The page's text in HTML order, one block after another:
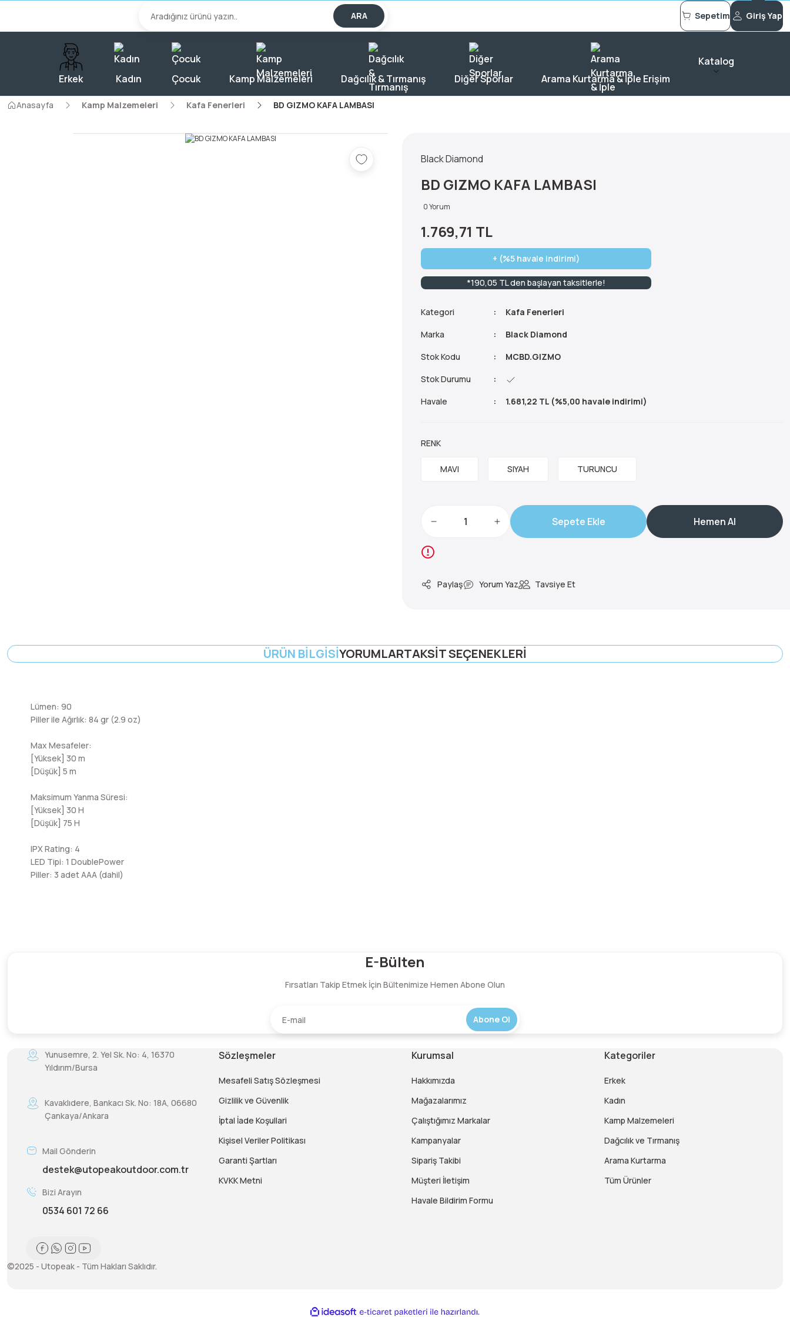
2000 TL Üzeri Alışverişlerde KARGO BEDAVA!
ARA Sepetim Giriş Yap
Erkek Kadın Çocuk Kamp Malzemeleri Dağcılık & Tırmanış Diğer Sporlar Arama Kurtarma & İple Erişim
Katalog
Anasayfa Kamp Malzemeleri Kafa Fenerleri BD GIZMO KAFA LAMBASI
Black Diamond
BD GIZMO KAFA LAMBASI
0 Yorum
1.769,71 TL
+ (%5 havale indirimi)
*190,05 TL den başlayan taksitlerle!
Kategori
Kafa Fenerleri
Marka
Black Diamond
Stok Kodu
MCBD.GIZMO
Stok Durumu
Havale
1.681,22 TL (%5,00 havale indirimi)
RENK
MAVI SIYAH TURUNCU
Sepete Ekle Hemen Al
Paylaş Yorum Yaz Tavsiye Et
ÜRÜN BILGISIYORUMLARTAKSIT SEÇENEKLERI
Lümen: 90
Piller ile Ağırlık: 84 gr (2.9 oz)
Max Mesafeler:
[Yüksek] 30 m
[Düşük] 5 m
Maksimum Yanma Süresi:
[Yüksek] 30 H
[Düşük] 75 H
IPX Rating: 4
LED Tipi: 1 DoublePower
Piller: 3 adet AAA (dahil)
Yorum Yaz
E-Bülten
Fırsatları Takip Etmek İçin Bültenimize Hemen Abone Olun
Abone Ol
Yunusemre, 2. Yel Sk. No: 4, 16370
Yıldırım/Bursa
Kavaklıdere, Bankacı Sk. No: 18A, 06680
Çankaya/Ankara
Mail Gönderin
destek@utopeakoutdoor.com.tr
Bizi Arayın
0534 601 72 66
Sözleşmeler
Mesafeli Satış Sözleşmesi
Gizlilik ve Güvenlik
İptal İade Koşullari
Kişisel Veriler Politikası
Garanti Şartları
KVKK Metni
Kurumsal
Hakkımızda
Mağazalarımız
Çalıştığımız Markalar
Kampanyalar
Sipariş Takibi
Müşteri İletişim
Havale Bildirim Formu
Kategoriler
Erkek
Kadın
Kamp Malzemeleri
Dağcılık ve Tırmanış
Arama Kurtarma
Tüm Ürünler
©2025 - Utopeak - Tüm Hakları Saklıdır.
ideasoft e-